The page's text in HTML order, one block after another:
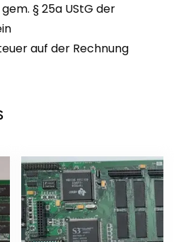
§ 25a UStG der
auf der Rechnung